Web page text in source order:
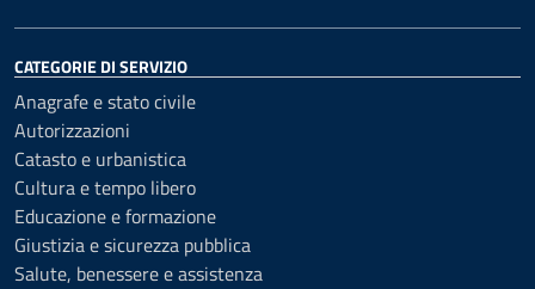
CATEGORIE DI SERVIZIO
Anagrafe e stato civile
Autorizzazioni
Catasto e urbanistica
Cultura e tempo libero
Educazione e formazione
Giustizia e sicurezza pubblica
Salute, benessere e assistenza